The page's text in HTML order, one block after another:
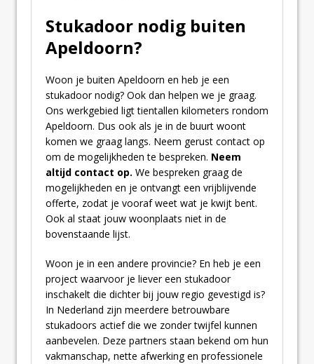
Stukadoor nodig buiten
Apeldoorn?
Woon je buiten Apeldoorn en heb je een
stukadoor nodig? Ook dan helpen we je graag.
Ons werkgebied ligt tientallen kilometers rondom
Apeldoorn. Dus ook als je in de buurt woont
komen we graag langs. Neem gerust contact op
om de mogelijkheden te bespreken. Neem
altijd contact op. We bespreken graag de
mogelijkheden en je ontvangt een vrijblijvende
offerte, zodat je vooraf weet wat je kwijt bent.
Ook al staat jouw woonplaats niet in de
bovenstaande lijst.
Woon je in een andere provincie? En heb je een
project waarvoor je liever een stukadoor
inschakelt die dichter bij jouw regio gevestigd is?
In Nederland zijn meerdere betrouwbare
stukadoors actief die we zonder twijfel kunnen
aanbevelen. Deze partners staan bekend om hun
vakmanschap, nette afwerking en professionele